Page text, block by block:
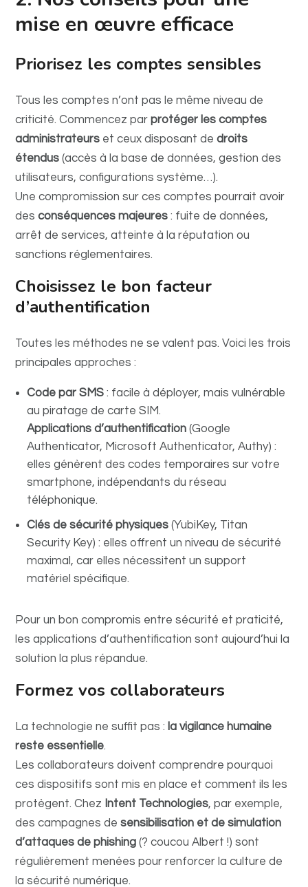
mise en œuvre efficace
Priorisez les comptes sensibles
Tous les comptes n’ont pas le même niveau de
criticité. Commencez parprotéger les comptes
administrateurs et ceux disposant dedroits
étendus (accès à la base de données, gestion des
utilisateurs, configurations système…).
Une compromission sur ces comptes pourrait avoir
desconséquences majeures : fuite de données,
arrêt de services, atteinte à la réputation ou
sanctions réglementaires.
Choisissez le bon facteur
d’authentification
Toutes les méthodes ne se valent pas. Voici les trois
principales approches :
Code par SMS : facile à déployer, mais vulnérable
au piratage de carte SIM.
Applications d’authentification (Google
Authenticator, Microsoft Authenticator, Authy) :
elles génèrent des codes temporaires sur votre
smartphone, indépendants du réseau
téléphonique.
Clés de sécurité physiques (YubiKey, Titan
Security Key) : elles offrent un niveau de sécurité
maximal, car elles nécessitent un support
matériel spécifique.
Pour un bon compromis entre sécurité et praticité,
les applications d’authentification sont aujourd’hui la
solution la plus répandue.
Formez vos collaborateurs
La technologie ne suffit pas : la vigilance humaine
reste essentielle.
Les collaborateurs doivent comprendre pourquoi
ces dispositifs sont mis en place et comment ils les
protègent. Chez Intent Technologies, par exemple,
des campagnes desensibilisation et de simulation
d’attaques de phishing (? coucou Albert !) sont
régulièrement menées pour renforcer la culture de
la sécurité numérique.